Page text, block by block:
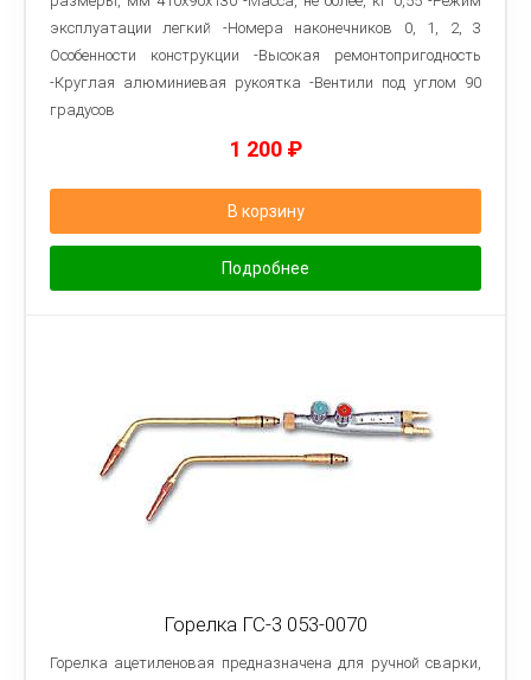
эксплуатации легкий -Номера наконечников 0, 1, 2, 3
Особенности конструкции -Высокая ремонтопригодность
-Круглая алюминиевая рукоятка -Вентили под углом 90
градусов
1 200 ₽
В корзину
Подробнее
Горелка ГС-3 053-0070
Горелка ацетиленовая предназначена для ручной сварки,